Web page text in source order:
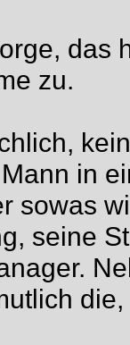
das
zu.
in
sowas
seine